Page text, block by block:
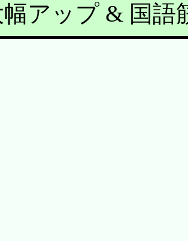
幅アップ & 国語